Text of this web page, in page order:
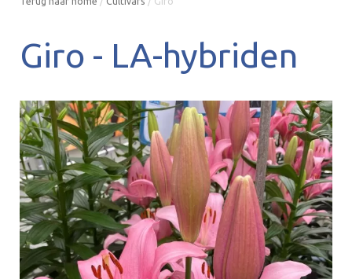
Giro - LA-hybriden